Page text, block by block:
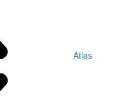
Atlas